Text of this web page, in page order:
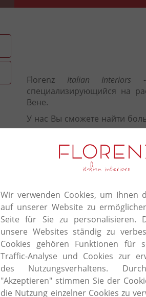
Florenz Italian Interiors -
специализирующийся на
Вене.
У нас Вы сможете найти
исключительно от
критериям высоких
опыта в сфере дизайна
Мы поможем Вам в выборе
создав индивидуальную
Ваших потребностей.
В нашем выставочном зале
производителей
популярные направления),
размер, отделку,
образцов. Некоторые
исполняя все просьбы и
Вы желаете создать
Wir verwenden Cookies, um Ihnen
auf unserer Website zu
Seite für Sie zu personalisieren.
unsere Websites ständig zu
Cookies gehören Funktionen für
Traffic-Analyse und Cookies zur
des Nutzungsverhaltens.
"Akzeptieren" stimmen Sie der
die Nutzung einzelner Cookies zu